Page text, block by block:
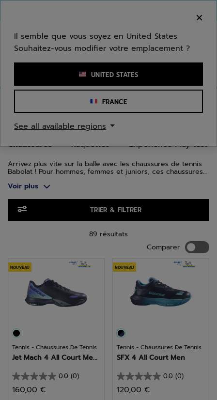
Saisir un mot clé ou un numéro d'article
Chaussures
CHAUSSURES DE TENNIS
Raquettes Expérience Play test
Chaussures
Arrivez plus vite sur la balle avec les chaussures de tennis
Babolat ! Pour hommes, femmes et juniors, ces chaussures
gammes ont été conçues pour s’adapter au mieux à la
pour le confort.
Voir plus
TRIER & FILTRER
89 résultats
Comparer
NOUVEAU
Tennis - Chaussures De Tennis
Jet Mach 4 All Court Me...
0.0 (0)
0.0
sur
160,00 €
NOUVEAU
Tennis - Chaussures De Tennis
SFX 4 All Court Men
0.0 (0)
0.0
sur
120,00 €
Il semble que vous soyez en United States.
Souhaitez-vous modifier votre emplacement ?
UNITED STATES
FRANCE
See all available regions